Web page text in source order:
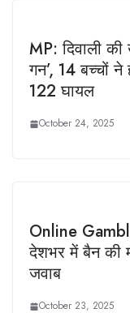
MP: दिवाली
गन’, 14 बच्चों
122 घायल
October 24, 2025
Online
देशभर में बैन की
जवाब
October 23, 2025